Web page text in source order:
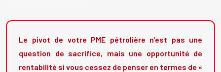
Le pivot de votre PME pétrolière n’est pas une
question de sacrifice, mais une opportunité de
rentabilité si vous cessez de penser en termes de «